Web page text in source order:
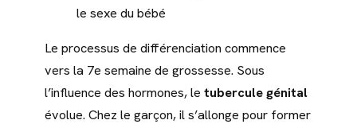
le sexe du bébé
Le processus de différenciation commence
vers la 7e semaine de grossesse. Sous
l’influence des hormones, le tubercule génital
évolue. Chez le garçon, il s’allonge pour former